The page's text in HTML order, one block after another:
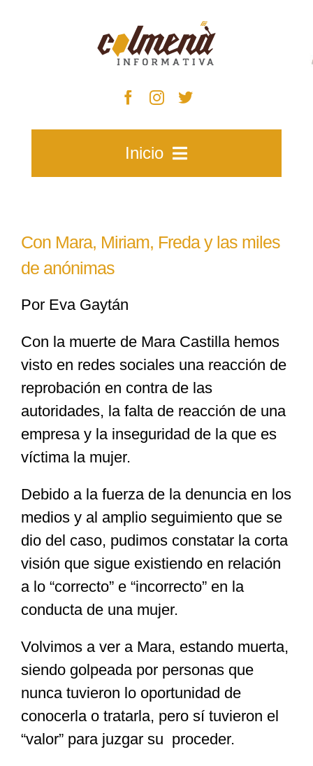
Inicio
Municipios
Especiales
Nacional
Cultura
Nosotros
Con Mara, Miriam, Freda y las miles
de anónimas
Por Eva Gaytán
Con la muerte de Mara Castilla hemos
visto en redes sociales una reacción de
reprobación en contra de las
autoridades, la falta de reacción de una
empresa y la inseguridad de la que es
víctima la mujer.
Debido a la fuerza de la denuncia en los
medios y al amplio seguimiento que se
dio del caso, pudimos constatar la corta
visión que sigue existiendo en relación
a lo “correcto” e “incorrecto” en la
conducta de una mujer.
Volvimos a ver a Mara, estando muerta,
siendo golpeada por personas que
nunca tuvieron lo oportunidad de
conocerla o tratarla, pero sí tuvieron el
“valor” para juzgar su proceder.